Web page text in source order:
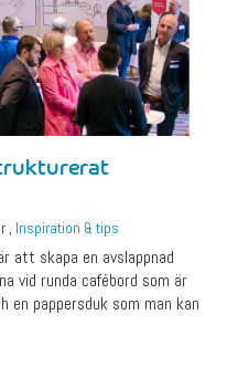
, Inspiration & tips
att skapa en avslappnad
vid runda cafébord som är
en pappersduk som man kan